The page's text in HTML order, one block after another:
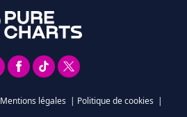
Mentions légales | Politique de cookies |